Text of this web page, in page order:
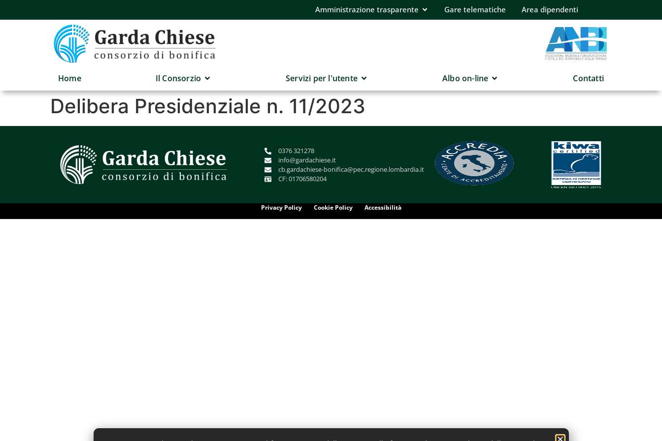
Amministrazione trasparente Gare telematiche Area dipendenti
Home Il Consorzio Servizi per l'utente Albo on-line Contatti
Delibera Presidenziale n. 11/2023
0376 321278
info@gardachiese.it
cb.gardachiese-bonifica@pec.regione.lombardia.it
CF: 01706580204
Privacy Policy Cookie Policy Accessibilità